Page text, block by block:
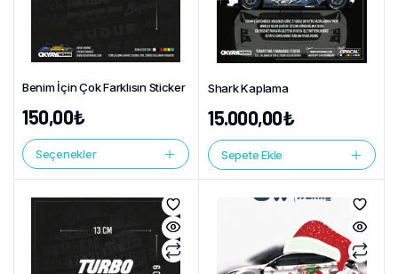
Benim İçin Çok Farklısın Sticker
150,00₺
Seçenekler
Shark Kaplama
15.000,00₺
Sepete Ekle